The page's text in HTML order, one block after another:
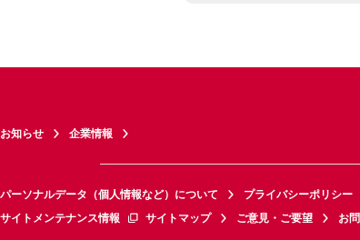
お知らせ 企業情報
パーソナルデータ（個人情報など）について プライバシーポリシー
サイトメンテナンス情報
サイトマップ ご意見・ご要望 お